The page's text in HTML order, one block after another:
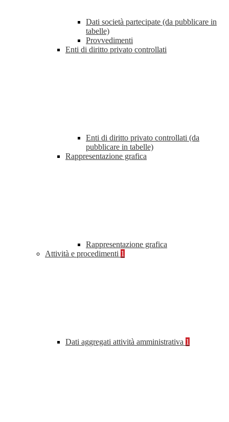
Dati società partecipate (da pubblicare in
tabelle)
Provvedimenti
Enti di diritto privato controllati
Enti di diritto privato controllati (da
pubblicare in tabelle)
Rappresentazione grafica
Rappresentazione grafica
Attività e procedimenti 1
Dati aggregati attività amministrativa 1